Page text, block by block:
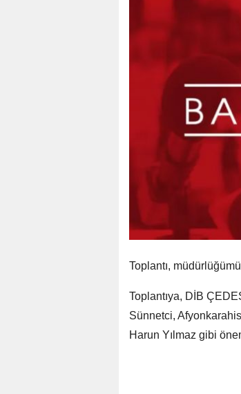
Toplantı,
Toplantıya, DİB
Sünnetci,
Harun Yılmaz gibi